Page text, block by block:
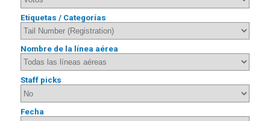
Etiquetas / Categorías
Nombre de la línea aérea
Staff picks
Fecha